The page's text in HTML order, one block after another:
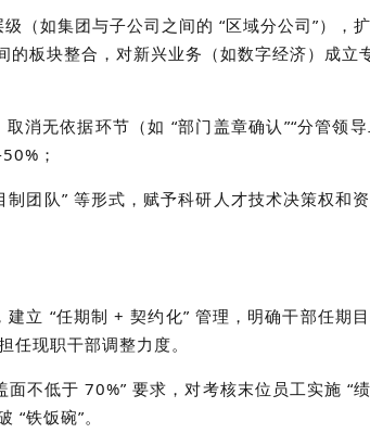
（如集团与子公司之间的 “区域分公司”），
板块整合，对新兴业务（如数字经济）成立
消无依据环节（如 “部门盖章确认”“分管领
；
团队” 等形式，赋予科研人才技术决策权和
立 “任期制 + 契约化” 管理，明确干部任期
任现职干部调整力度。
不低于 70%” 要求，对考核末位员工实施 “
铁饭碗”。